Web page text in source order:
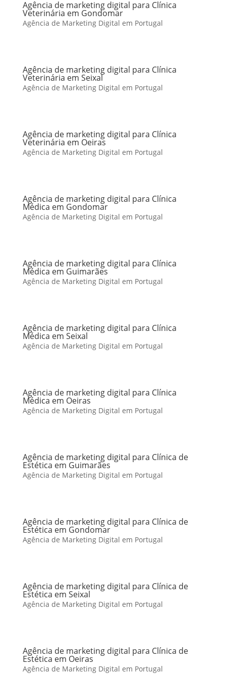
Agência de marketing digital para Clínica
Veterinária em Gondomar
Agência de Marketing Digital em Portugal
Agência de marketing digital para Clínica
Veterinária em Seixal
Agência de Marketing Digital em Portugal
Agência de marketing digital para Clínica
Veterinária em Oeiras
Agência de Marketing Digital em Portugal
Agência de marketing digital para Clínica
Médica em Gondomar
Agência de Marketing Digital em Portugal
Agência de marketing digital para Clínica
Médica em Guimarães
Agência de Marketing Digital em Portugal
Agência de marketing digital para Clínica
Médica em Seixal
Agência de Marketing Digital em Portugal
Agência de marketing digital para Clínica
Médica em Oeiras
Agência de Marketing Digital em Portugal
Agência de marketing digital para Clínica de
Estética em Guimarães
Agência de Marketing Digital em Portugal
Agência de marketing digital para Clínica de
Estética em Gondomar
Agência de Marketing Digital em Portugal
Agência de marketing digital para Clínica de
Estética em Seixal
Agência de Marketing Digital em Portugal
Agência de marketing digital para Clínica de
Estética em Oeiras
Agência de Marketing Digital em Portugal